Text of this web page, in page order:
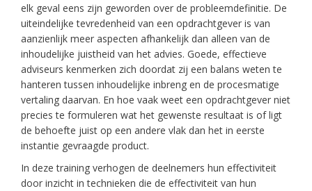
elk geval eens zijn geworden over de probleemdefinitie. De
uiteindelijke tevredenheid van een opdrachtgever is van
aanzienlijk meer aspecten afhankelijk dan alleen van de
inhoudelijke juistheid van het advies. Goede, effectieve
adviseurs kenmerken zich doordat zij een balans weten te
hanteren tussen inhoudelijke inbreng en de procesmatige
vertaling daarvan. En hoe vaak weet een opdrachtgever niet
precies te formuleren wat het gewenste resultaat is of ligt
de behoefte juist op een andere vlak dan het in eerste
instantie gevraagde product.
In deze training verhogen de deelnemers hun effectiviteit
door inzicht in technieken die de effectiviteit van hun